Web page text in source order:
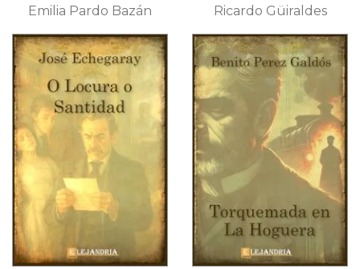
Emilia Pardo Bazán
Ricardo Güiraldes